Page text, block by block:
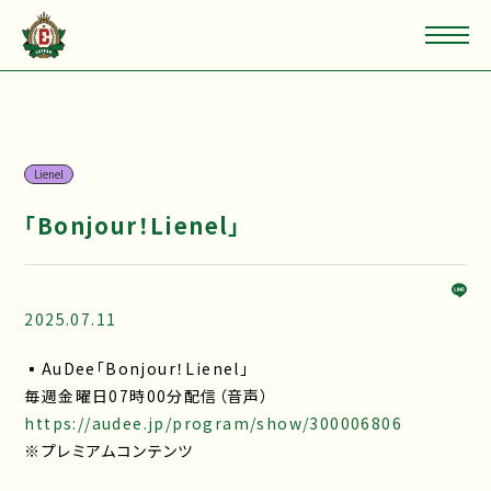
Lienel
「Bonjour！Lienel」
2025.07.11
▪AuDee「Bonjour！Lienel」
毎週金曜日07時00分配信（音声）
https://audee.jp/program/show/300006806
※プレミアムコンテンツ